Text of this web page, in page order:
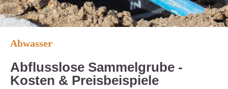
Abwasser
Abflusslose Sammelgrube -
Kosten & Preisbeispiele